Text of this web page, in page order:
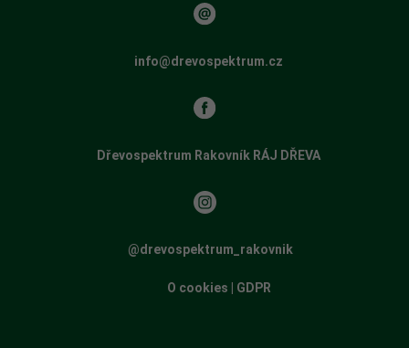
info@drevospektrum.cz
Dřevospektrum Rakovník RÁJ DŘEVA
@drevospektrum_rakovnik
O cookies GDPR